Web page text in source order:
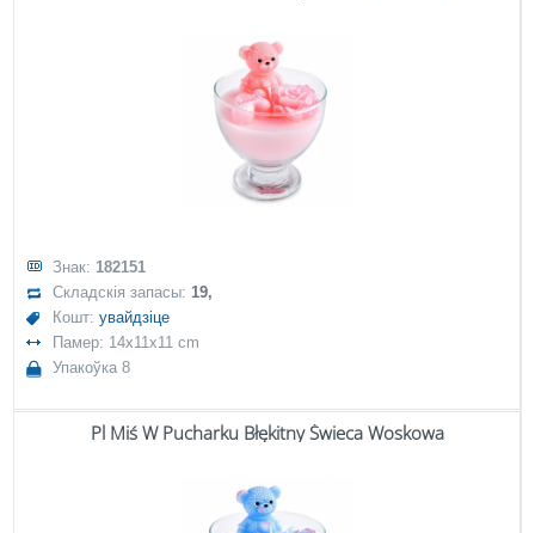
Знак: 182151
Складскія запасы:19,
Кошт:увайдзіце
Памер: 14x11x11 cm
Упакоўка 8
Pl Miś W Pucharku Błękitny Świeca Woskowa